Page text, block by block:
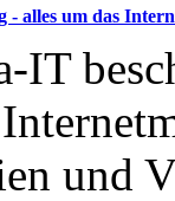
- alles um das
IT
und